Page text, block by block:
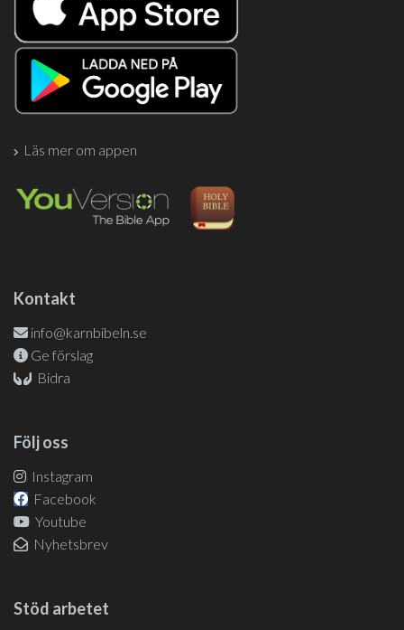
Läs mer om appen
Kontakt
info@karnbibeln.se
Ge förslag
Bidra
Följ oss
Instagram
Facebook
Youtube
Nyhetsbrev
Stöd arbetet